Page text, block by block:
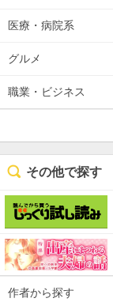
医療・病院系
グルメ
職業・ビジネス
その他で探す
作者から探す